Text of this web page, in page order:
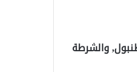
والشرطة